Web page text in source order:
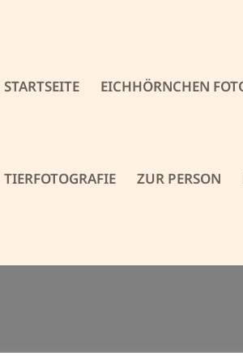
STARTSEITE EICHHÖRNCHEN
TIERFOTOGRAFIE ZUR PERSON